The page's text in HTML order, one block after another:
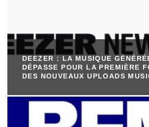
DEEZER : LA MUSIQUE
DÉPASSE POUR LA PREMIÈRE
DES NOUVEAUX UPLOADS